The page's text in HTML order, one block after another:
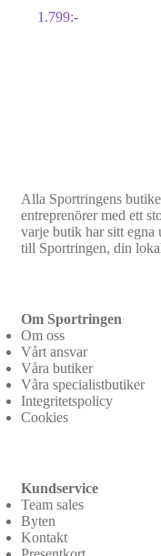
1.799:-
Alla Sportringens
entreprenörer med ett
varje butik har sitt
till Sportringen, din
Om Sportringen
Om oss
Vårt ansvar
Våra butiker
Våra specialistbutiker
Integritetspolicy
Cookies
Kundservice
Team sales
Byten
Kontakt